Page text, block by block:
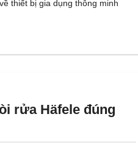
thiết bị gia dụng thông minh
rửa Häfele đúng